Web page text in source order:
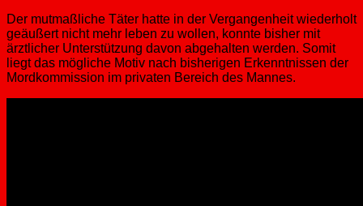
Der mutmaßliche Täter hatte in der Vergangenheit wiederholt
geäußert nicht mehr leben zu wollen, konnte bisher mit
ärztlicher Unterstützung davon abgehalten werden. Somit
liegt das mögliche Motiv nach bisherigen Erkenntnissen der
Mordkommission im privaten Bereich des Mannes.